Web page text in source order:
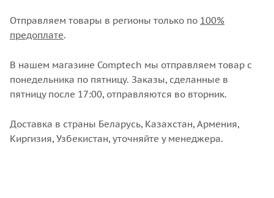
Отправляем товары в регионы только по 100%
предоплате.
В нашем магазине Comptech мы отправляем товар с
понедельника по пятницу. Заказы, сделанные в
пятницу после 17:00, отправляются во вторник.
Доставка в страны Беларусь, Казахстан, Армения,
Киргизия, Узбекистан, уточняйте у менеджера.